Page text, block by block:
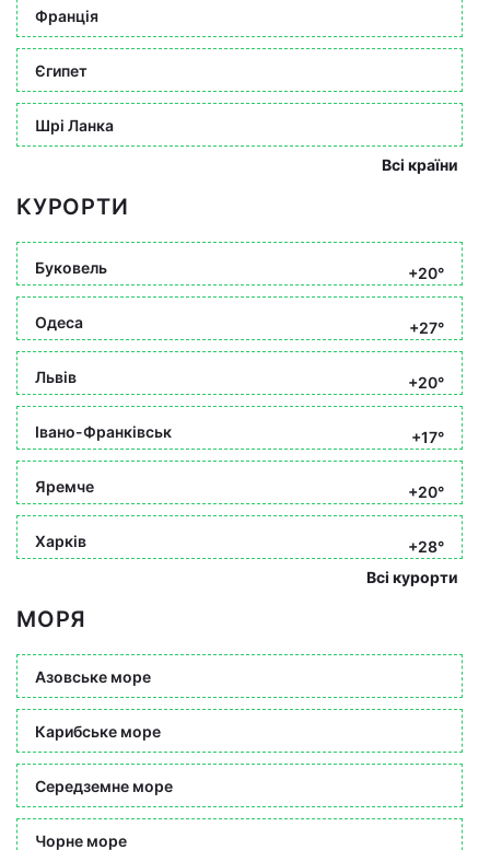
Франція
Єгипет
Шрі Ланка
Всі країни
КУРОРТИ
Буковель +20°
Одеса +27°
Львів +20°
Івано-Франківськ +17°
Яремче +20°
Харків
+28°
Всі курорти
МОРЯ
Азовське море
Карибське море
Середземне море
Чорне море